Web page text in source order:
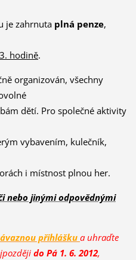
je zahrnuta plná penze,
hodině.
organizován, všechny
dětí. Pro společné aktivity
vybavením, kulečník,
i místnost plnou her.
nebo jinými odpovědnými
přihlášku a uhraďte
do Pá 1. 6. 2012,